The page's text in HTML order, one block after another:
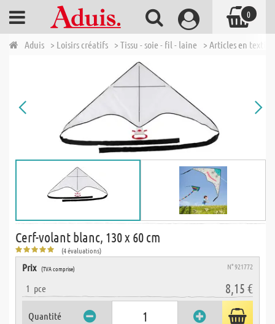
Aduis > Loisirs créatifs > Tissu - soie - fil - laine > Articles en textile
Cerf-volant blanc, 130 x 60 cm
(4 évaluations)
Prix (TVA comprise) N° 921772
1 pce 8,15 €
Quantité
0